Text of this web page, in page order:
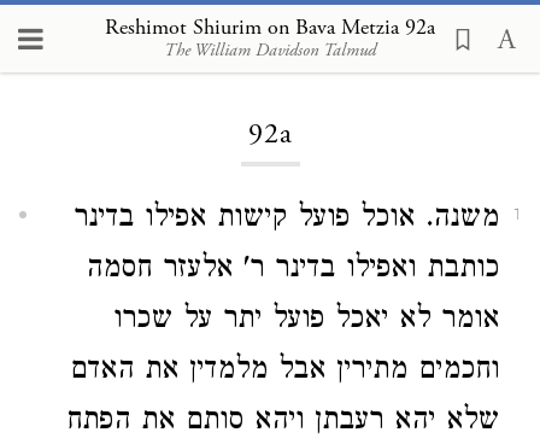
Reshimot Shiurim on Bava Metzia 92a
The William Davidson Talmud
Loading...
92a
1
משנה. אוכל פועל קישות אפילו בדינר
כותבת ואפילו בדינר ר' אלעזר חסמה
אומר לא יאכל פועל יתר על שכרו
וחכמים מתירין אבל מלמדין את האדם
שלא יהא רעבתן ויהא סותם את הפתח